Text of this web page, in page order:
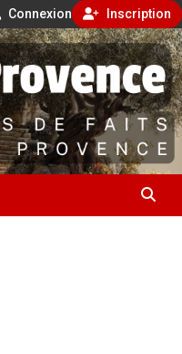
Connexion Inscription